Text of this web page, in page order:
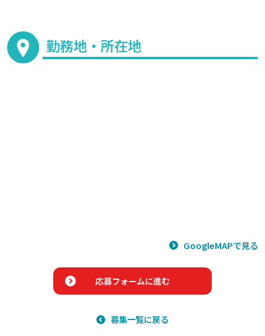
勤務地・所在地
GoogleMAPで見る
応募フォームに進む
募集一覧に戻る